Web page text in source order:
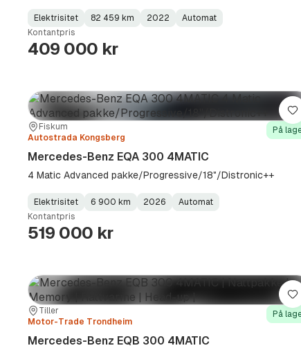
Fuel
Type:
Elektrisitet
Kilometerstand:
82 459 km
Model
Year:
2022
Gearbox
Type:
Automat
Kontantpris
409 000 kr
Sted:
Fiskum
Forhandler:
Autostrada Kongsberg
På
Mercedes-Benz EQA 300 4MATIC
4 Matic Advanced pakke/Progressive/18"/Distronic++
Fuel
Type:
Elektrisitet
Kilometerstand:
6 900 km
Model
Year:
2026
Gearbox
Type:
Automat
Kontantpris
519 000 kr
Sted:
Tiller
Forhandler:
Motor-Trade Trondheim
På
Mercedes-Benz EQB 300 4MATIC